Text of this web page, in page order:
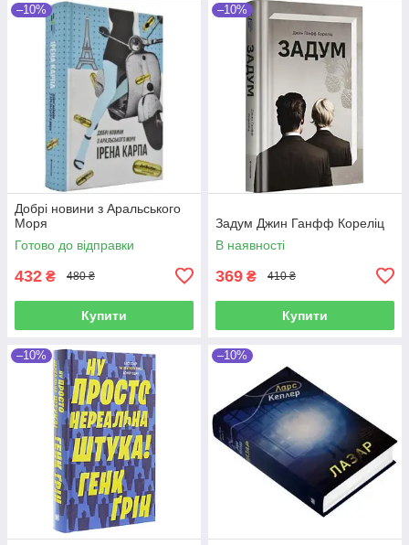
–10%
Добрі новини з Аральського
Моря
Готово до відправки
432 ₴ 480 ₴
Купити
–10%
Задум Джин Ганфф Кореліц
В наявності
369 ₴ 410 ₴
Купити
–10% –10%